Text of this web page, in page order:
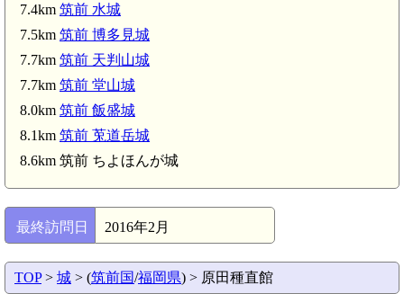
筑前 亀ノ尾城(6.0km)
筑前 一ノ岳城(6.1km)
7.4km 筑前 水城
7.5km 筑前 博多見城
7.7km 筑前 天判山城
7.7km 筑前 堂山城
8.0km 筑前 飯盛城
8.1km 筑前 莵道岳城
8.6km 筑前 ちよほんが城
最終訪問日 2016年2月
TOP> 城 > (筑前国/福岡県) > 原田種直館